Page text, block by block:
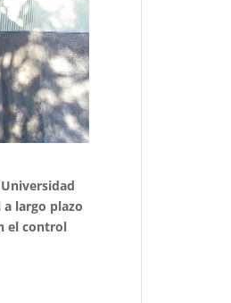
largo plazo
el control